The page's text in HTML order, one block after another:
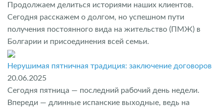
Продолжаем делиться историями наших клиентов.
Сегодня расскажем о долгом, но успешном пути
получения постоянного вида на жительство (ПМЖ) в
Болгарии и присоединения всей семьи.
Нерушимая пятничная традиция: заключение договоров
20.06.2025
Сегодня пятница — последний рабочий день недели.
Впереди — длинные испанские выходные, ведь на